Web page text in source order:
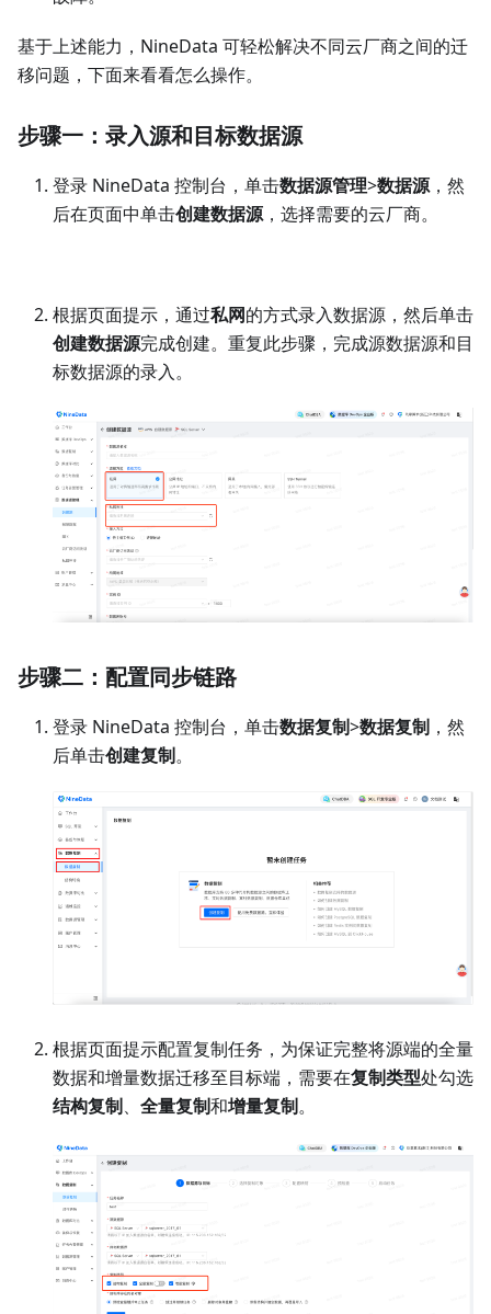
基于上述能力，NineData 可轻松解决不同云厂商之间的迁
移问题，下面来看看怎么操作。
步骤一：录入源和目标数据源
登录 NineData 控制台，单击数据源管理>数据源，然
后在页面中单击创建数据源，选择需要的云厂商。
根据页面提示，通过私网
创建数据源 完成创建。重复此步骤，完成源数据源和目
标数据源的录入。
步骤二：配置同步链路
登录 NineData 控制台，单击数据复制>数据复制
后单击
根据页面提示配置复制任务，为保证完整将源端的全量
数据和增量数据迁移至目标端，需要在
结构复制、全量复制和增量复制。